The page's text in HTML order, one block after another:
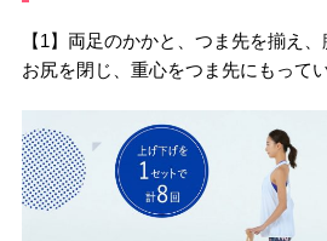
【1】両足のかかと、つま先を揃え、
お尻を閉じ、重心をつま先にもってい